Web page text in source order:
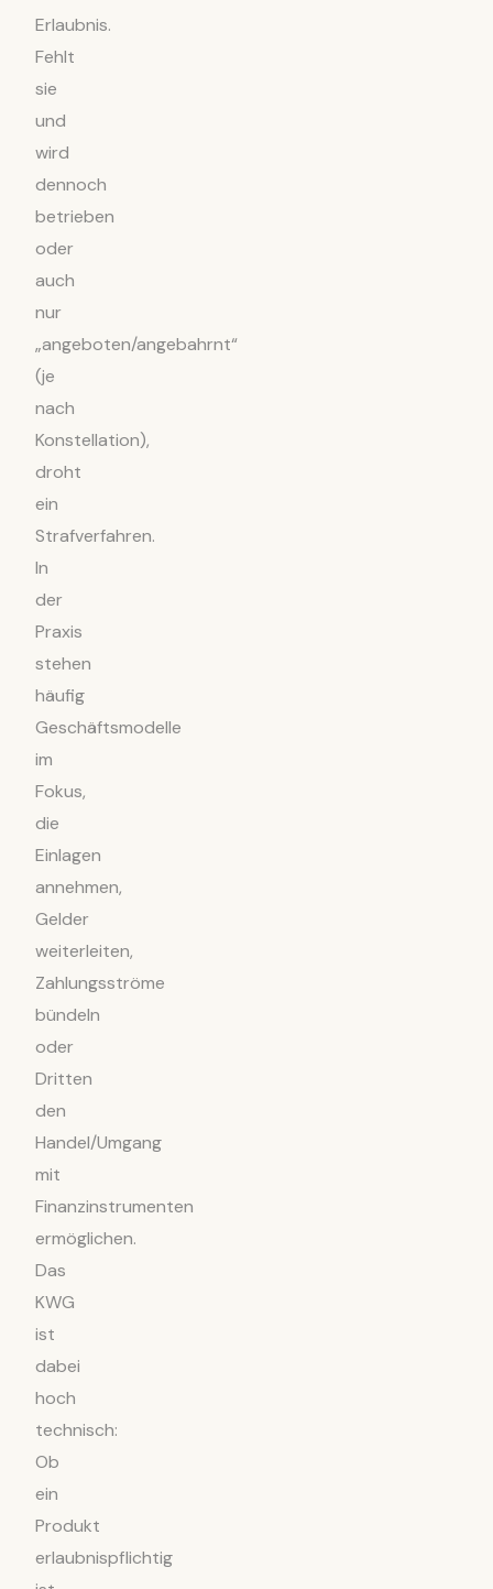
Erlaubnis.
Fehlt
sie
und
wird
dennoch
betrieben
oder
auch
nur
„angeboten/angebahrnt“
(je
nach
Konstellation),
droht
ein
Strafverfahren.
In
der
Praxis
stehen
häufig
Geschäftsmodelle
im
Fokus,
die
Einlagen
annehmen,
Gelder
weiterleiten,
Zahlungsströme
bündeln
oder
Dritten
den
Handel/Umgang
mit
Finanzinstrumenten
ermöglichen.
Das
KWG
ist
dabei
hoch
technisch:
Ob
ein
Produkt
erlaubnispflichtig